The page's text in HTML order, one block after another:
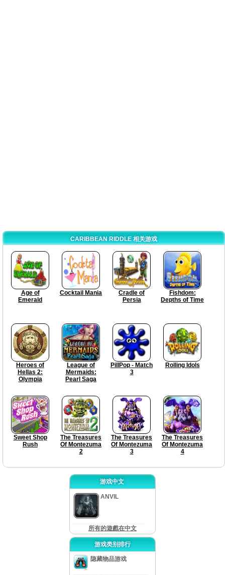
CARIBBEAN RIDDLE 相关游戏
Age of
Emerald
Cocktail Mania
Cradle of
Persia
Fishdom:
Depths of Time
Heroes of
Hellas 2:
Olympia
League of
Mermaids:
Pearl Saga
PillPop - Match
3
Rolling Idols
Sweet Shop
Rush
The Treasures
Of Montezuma
2
The Treasures
Of Montezuma
3
The Treasures
Of Montezuma
4
游戏中文
ANVIL
所有的遊戲在中文
游戏类别排行
隐藏物品游戏